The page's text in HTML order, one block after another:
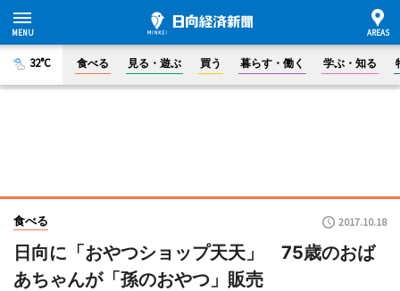
32°C 食べる 見る・遊ぶ 買う 暮らす・働く 学ぶ・知る
食べる 2017.10.18
日向に「おやつショップ天天」 75歳のおば
あちゃんが「孫のおやつ」販売